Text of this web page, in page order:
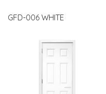
GFD-006 WHITE